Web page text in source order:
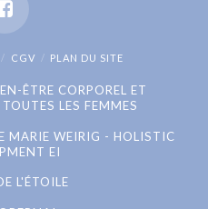
CGV PLAN DU SITE
ÊTRE CORPOREL ET
LES FEMMES
MARIE WEIRIG - HOLISTIC
EI
L'ÉTOILE